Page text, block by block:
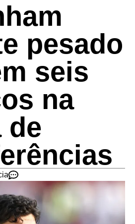
pesado
seis
na
de